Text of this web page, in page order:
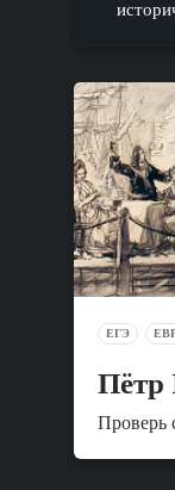
ЕГЭ
Пётр
Проверь